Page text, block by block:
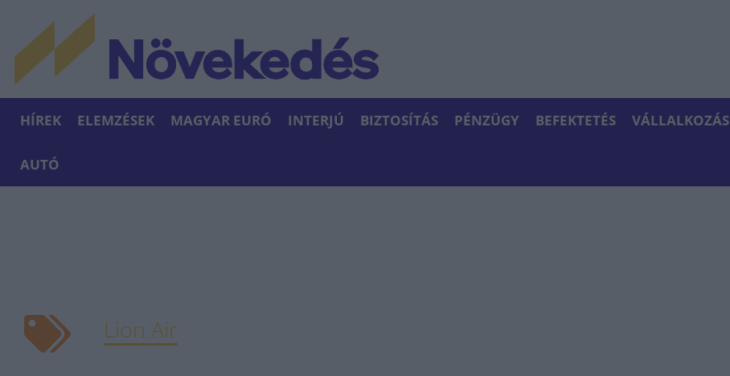
HÍREK ELEMZÉSEK MAGYAR EURÓ INTERJÚ BIZTOSÍTÁS PÉNZÜGY BEFEKTETÉS VÁLLALKOZÁS
AUTÓ
Lion Air